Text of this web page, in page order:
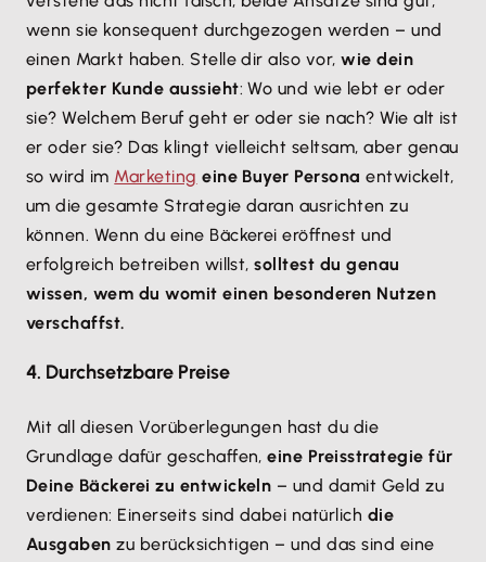
wenn sie konsequent durchgezogen werden – und
einen Markt haben. Stelle dir also vor,wie dein
perfekter Kunde aussieht: Wo und wie lebt er oder
sie? Welchem Beruf geht er oder sie nach? Wie alt ist
er oder sie? Das klingt vielleicht seltsam, aber genau
so wird im Marketing eine Buyer Persona entwickelt,
um die gesamte Strategie daran ausrichten zu
können. Wenn du eine Bäckerei eröffnest und
erfolgreich betreiben willst,solltest du genau
wissen, wem du womit einen besonderen Nutzen
verschaffst.
4. Durchsetzbare Preise
Mit all diesen Vorüberlegungen hast du die
Grundlage dafür geschaffen,eine Preisstrategie für
Deine Bäckerei zu entwickeln – und damit Geld zu
verdienen: Einerseits sind dabei natürlich die
Ausgaben zu berücksichtigen – und das sind eine